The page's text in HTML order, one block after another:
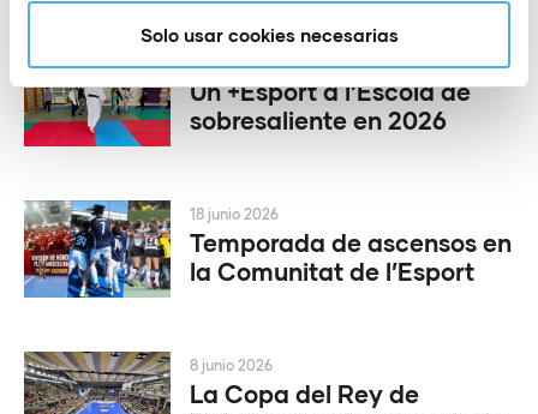
Solo usar cookies necesarias
Un +Esport a l’Escola de
sobresaliente en 2026
1 julio 2026
Temporada de ascensos en
la Comunitat de l’Esport
18 junio 2026
La Copa del Rey de
8 junio 2026